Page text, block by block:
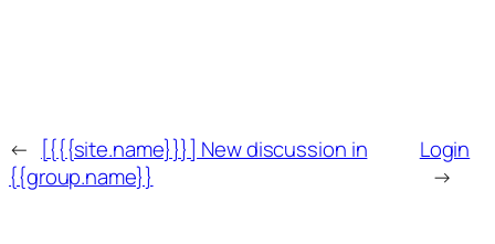
←
[{{{site.name}}}] New discussion in
{{group.name}}
Login
→